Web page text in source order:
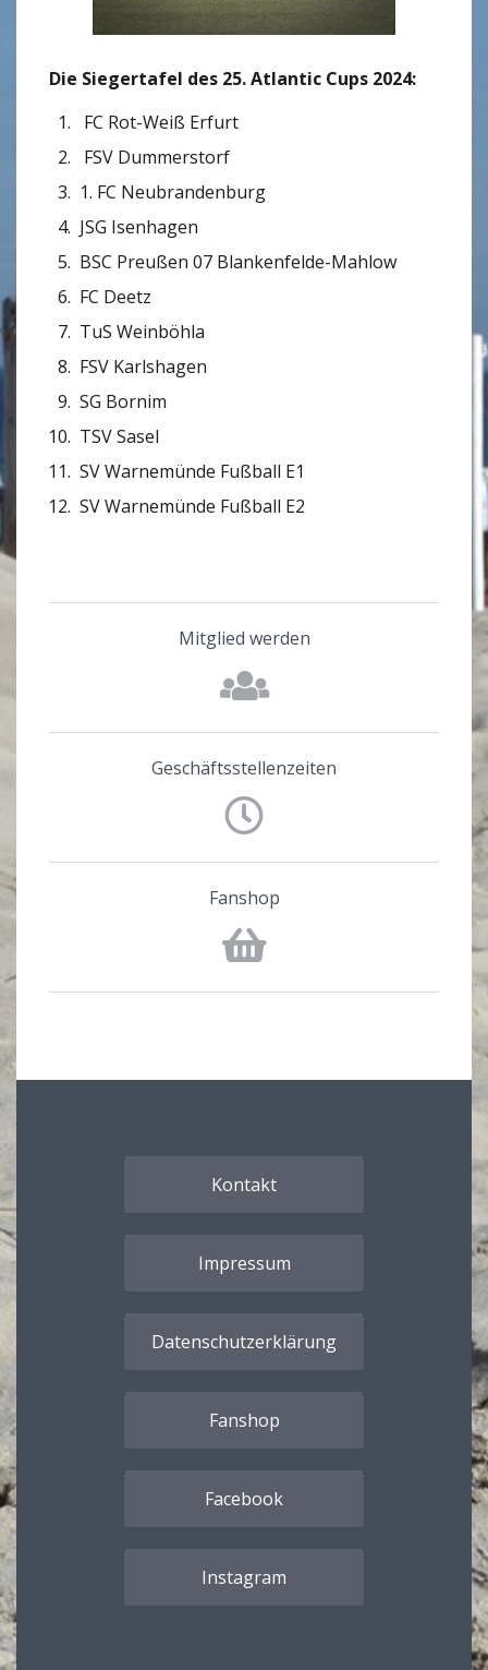
Die Siegertafel des 25. Atlantic Cups 2024:
FC Rot-Weiß Erfurt
FSV Dummerstorf
1. FC Neubrandenburg
JSG Isenhagen
BSC Preußen 07 Blankenfelde-Mahlow
FC Deetz
TuS Weinböhla
FSV Karlshagen
SG Bornim
TSV Sasel
SV Warnemünde Fußball E1
SV Warnemünde Fußball E2
Mitglied werden
Geschäftsstellenzeiten
Fanshop
Kontakt
Impressum
Datenschutzerklärung
Fanshop
Facebook
Instagram